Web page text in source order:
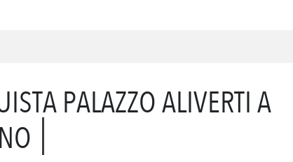
PALAZZO ALIVERTI A